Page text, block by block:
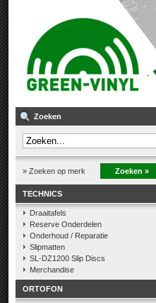
Zoeken
» Zoeken op merk Zoeken »
TECHNICS
Draaitafels
Reserve Onderdelen
Onderhoud / Reparatie
Slipmatten
SL-DZ1200 Slip Discs
Merchandise
ORTOFON